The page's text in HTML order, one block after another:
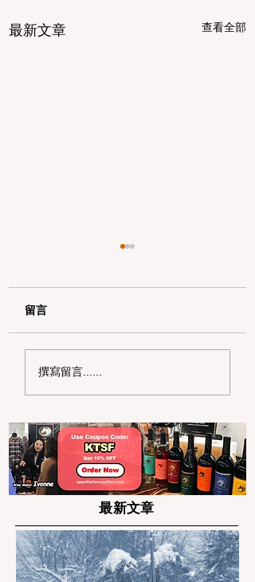
最新文章 查看全部
2026 湾区超市扫货宝
留言
撰寫留言......
最新文章